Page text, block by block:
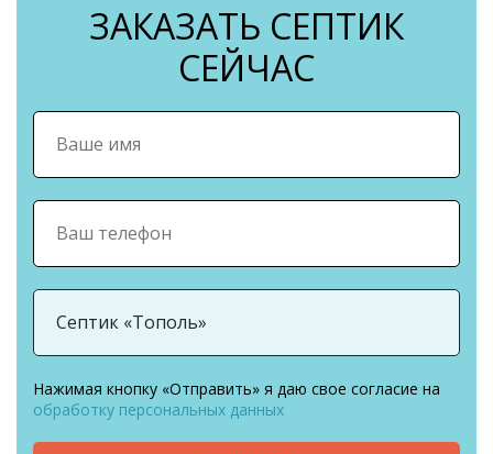
ЗАКАЗАТЬ СЕПТИК
СЕЙЧАС
Нажимая кнопку «Отправить» я даю свое согласие на
обработку персональных данных